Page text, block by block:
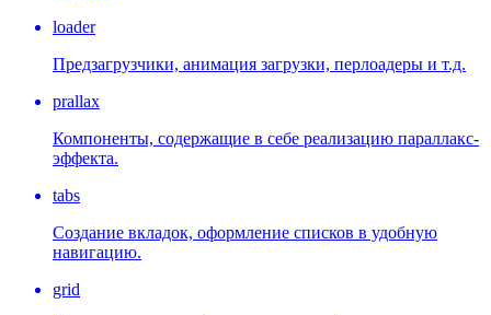
loader
Предзагрузчики, анимация загрузки, перлоадеры и т.д.
prallax
Компоненты, содержащие в себе реализацию параллакс-
эффекта.
tabs
Создание вкладок, оформление списков в удобную
навигацию.
grid